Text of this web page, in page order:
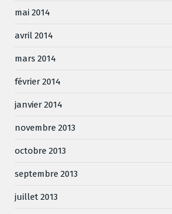
mai 2014
avril 2014
mars 2014
février 2014
janvier 2014
novembre 2013
octobre 2013
septembre 2013
juillet 2013